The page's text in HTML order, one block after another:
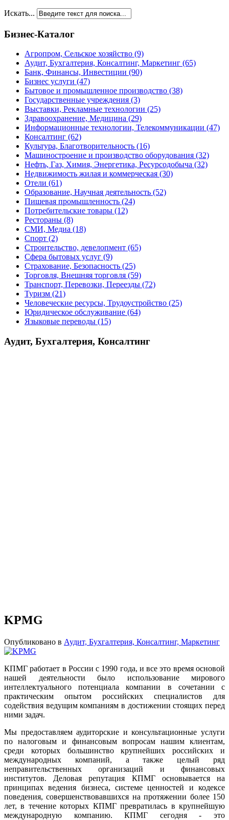
Искать...
Бизнес-Каталог
Агропром, Сельское хозяйство (9)
Аудит, Бухгалтерия, Консалтинг, Маркетинг (65)
Банк, Финансы, Инвестиции (90)
Бизнес услуги (47)
Бытовое и промышленное производство (38)
Государственные учреждения (3)
Выставки, Рекламные технологии (25)
Здравоохранение, Медицина (29)
Информационные технологии, Телекоммуникации (47)
Консалтинг (62)
Культура, Благотворительность (16)
Машиностроение и производство оборудования (32)
Нефть, Газ, Химия, Энергетика, Ресурсодобыча (32)
Недвижимость жилая и коммерческая (30)
Отели (61)
Образование, Научная деятельность (52)
Пишевая промышленность (24)
Потребительские товары (12)
Рестораны (8)
СМИ, Медиа (18)
Спорт (2)
Строительство, девелопмент (65)
Сфера бытовых услуг (9)
Страхование, Безопасность (25)
Торговля, Внешняя торговля (59)
Транспорт, Перевозки, Переезды (72)
Туризм (21)
Человеческие ресурсы, Трудоустройство (25)
Юридическое обслуживание (64)
Языковые переводы (15)
Аудит, Бухгалтерия, Консалтинг
KPMG
Опубликовано в Аудит, Бухгалтерия, Консалтинг, Маркетинг
КПМГ работает в России c 1990 года, и все это время основой
нашей деятельности было использование мирового
интеллектуального потенциала компании в сочетании с
практическим опытом российских специалистов для
содействия ведущим компаниям в достижении стоящих перед
ними задач.
Мы предоставляем аудиторские и консультационные услуги
по налоговым и финансовым вопросам нашим клиентам,
среди которых большинство крупнейших российских и
международных компаний, а также целый ряд
неправительственных организаций и финансовых
институтов. Деловая репутация КПМГ основывается на
принципах ведения бизнеса, системе ценностей и кодексе
поведения, совершенствовавшихся на протяжении более 150
лет, в течение которых КПМГ превратилась в крупнейшую
международную компанию. КПМГ сегодня - это